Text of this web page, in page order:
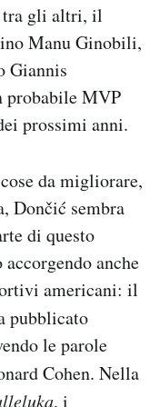
gli altri, il
Manu Ginobili,
Giannis
probabile MVP
prossimi anni.
da migliorare,
Dončić sembra
di questo
anche
americani: il
pubblicato
le parole
Cohen. Nella
, i